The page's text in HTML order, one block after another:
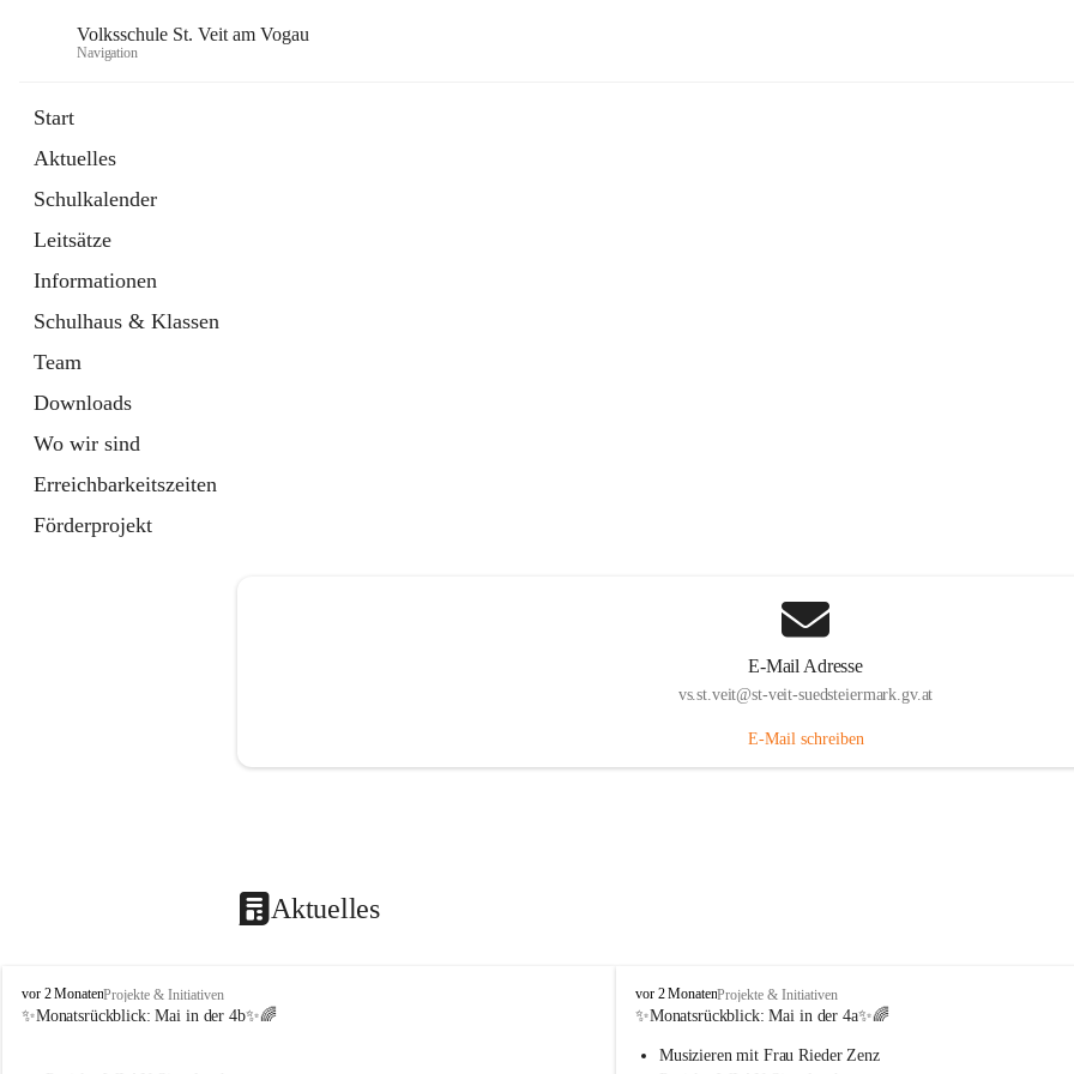
Volksschule St. Veit am Vogau
Navigation
Start
Aktuelles
Schulkalender
Leitsätze
Informationen
Schulhaus & Klassen
Team
Downloads
Wo wir sind
Erreichbarkeitszeiten
Förderprojekt
E-Mail Adresse
vs.st.veit@st-veit-suedsteiermark.gv.at
E-Mail schreiben
Aktuelles
V
o
vor 2 MonatenProjekte & Initiativen
✨Monatsrückblick: Mai in der 4b✨🌈
V
o
k
vor 2 MonatenProjekte & Initiativen
✨Monatsrückblick: Mai in der 4a✨🌈
Musizieren mit Frau Rieder Zenz